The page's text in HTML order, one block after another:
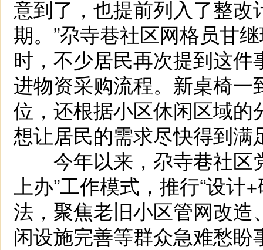
意到了，也提前列入了整
期。”尕寺巷社区网格员甘
时，不少居民再次提到这
进物资采购流程。新桌椅
位，还根据小区休闲区域
想让居民的需求尽快得到满
今年以来，尕寺巷社区
上办”工作模式，推行“设计
法，聚焦老旧小区管网改
闲设施完善等群众急难愁